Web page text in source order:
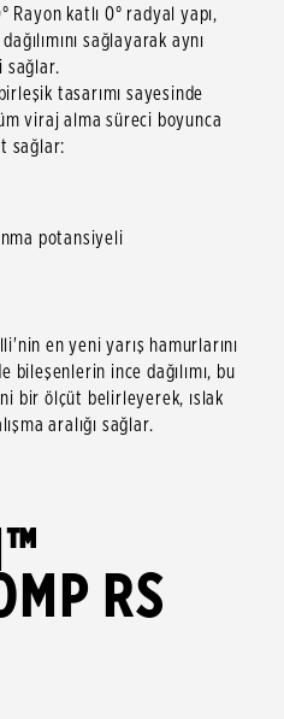
Rayon katlı 0° radyal yapı,
sağlayarak aynı
sağlar.
tasarımı sayesinde
viraj alma süreci boyunca
sağlar:
potansiyeli
en yeni yarış hamurlarını
ince dağılımı, bu
bir ölçüt belirleyerek, ıslak
aralığı sağlar.
RS